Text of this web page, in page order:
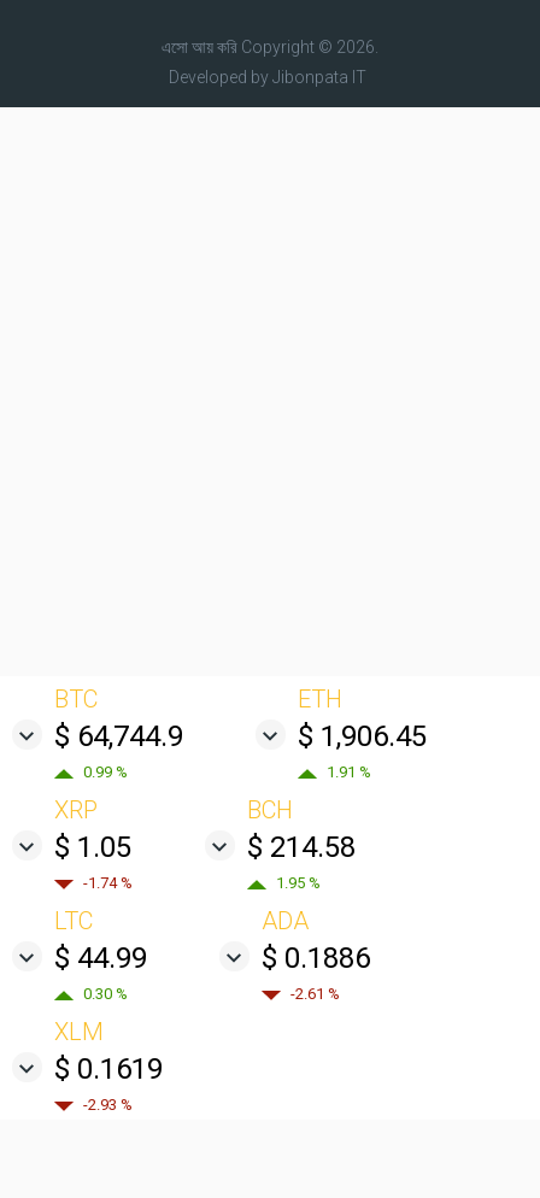
এসো আয় করিCopyright © 2026.
Developed byJibonpata IT
BTC
$ 64,744.9
0.99 %
ETH
$ 1,906.45
1.91 %
XRP
$ 1.05
-1.74 %
BCH
$ 214.58
1.95 %
LTC
$ 44.99
0.30 %
ADA
$ 0.1886
-2.61 %
XLM
$ 0.1619
-2.93 %